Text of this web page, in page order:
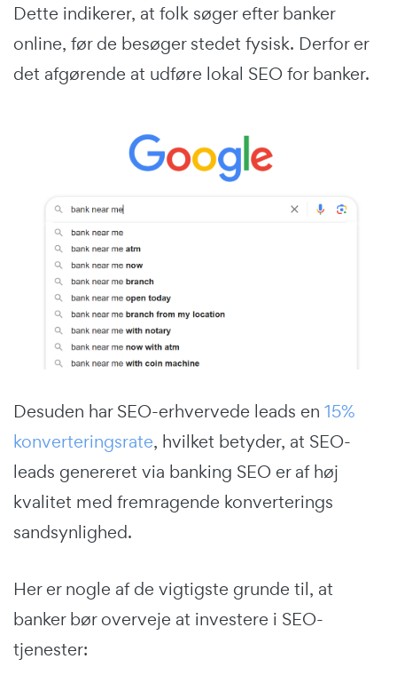
Dette indikerer, at folk søger efter banker
online, før de besøger stedet fysisk. Derfor er
det afgørende at udføre lokal SEO for banker.
Desuden har SEO-erhvervede leads en 15%
konverteringsrate, hvilket betyder, at SEO-
leads genereret via banking SEO er af høj
kvalitet med fremragende konverterings
sandsynlighed.
Her er nogle af de vigtigste grunde til, at
banker bør overveje at investere i SEO-
tjenester: